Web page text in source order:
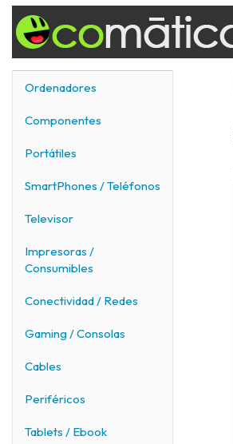
Ordenadores
Componentes
Portátiles
SmartPhones / Teléfonos
Televisor
Impresoras /
Consumibles
Conectividad / Redes
Gaming / Consolas
Cables
Periféricos
Tablets / Ebook